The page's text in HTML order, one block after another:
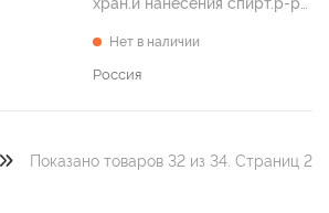
5 мл )Нет в наличии
Россия
Показано товаров 32 из 34. Страниц 2